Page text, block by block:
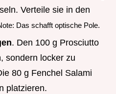
Verteile sie in den
Das schafft optische Pole.
. Den 100 g Prosciutto
sondern locker zu
80 g Fenchel Salami
platzieren.